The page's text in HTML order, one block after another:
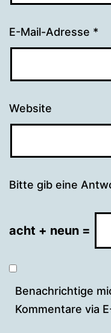
E-Mail-Adresse *
Website
Bitte gib eine
acht + neun =
Benachrichtige
Kommentare via